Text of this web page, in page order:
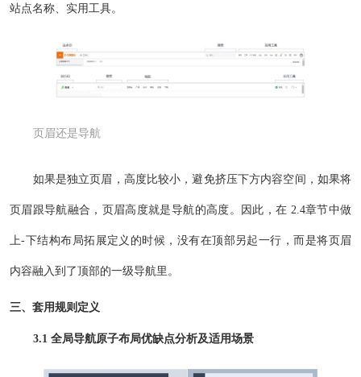
站点名称、实用工具。
页眉还是导航
如果是独立页眉，高度比较小，避免挤压下方内容空间，如果将
页眉跟导航融合，页眉高度就是导航的高度。因此，在 2.4章节中做
上-下结构布局拓展定义的时候，没有在顶部另起一行，而是将页眉
内容融入到了顶部的一级导航里。
三、套用规则定义
3.1 全局导航原子布局优缺点分析及适用场景